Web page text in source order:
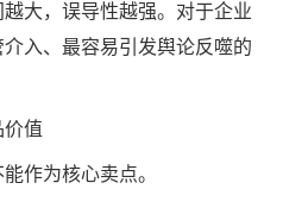
大，误导性越强。对于企业
入、最容易引发舆论反噬的
价值
作为核心卖点。